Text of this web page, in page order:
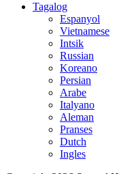
Tagalog
Espanyol
Vietnamese
Intsik
Russian
Koreano
Persian
Arabe
Italyano
Aleman
Pranses
Dutch
Ingles